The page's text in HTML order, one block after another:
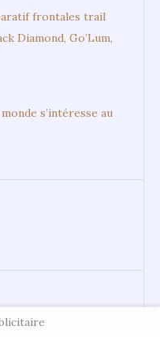
frontales trail
Diamond, Go’Lum,
s’intéresse au